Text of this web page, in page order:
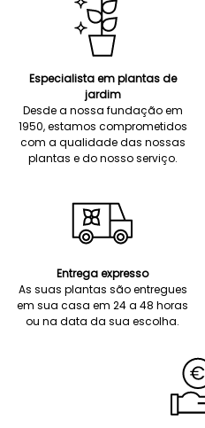
Especialista em plantas de
jardim
Desde a nossa fundação em
1950, estamos comprometidos
com a qualidade das nossas
plantas e do nosso serviço.
Entrega expresso
As suas plantas são entregues
em sua casa em 24 a 48 horas
ou na data da sua escolha.